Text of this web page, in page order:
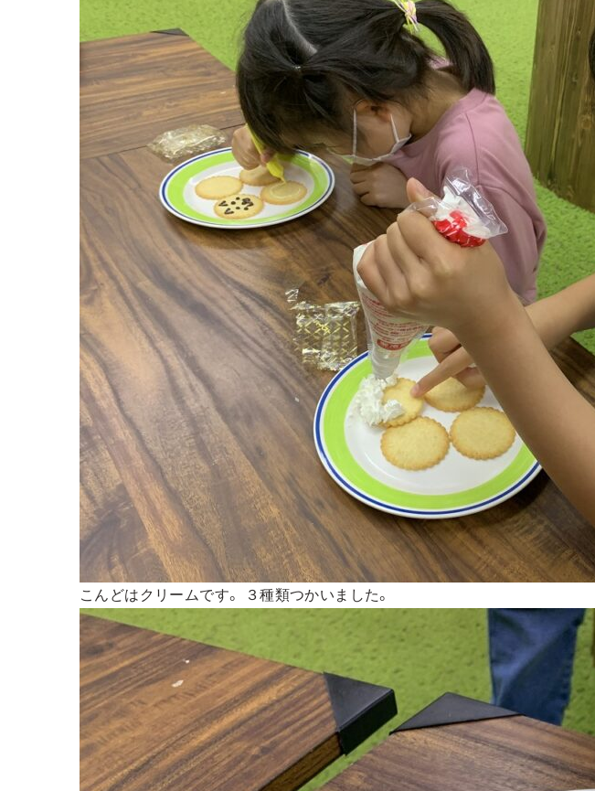
こんどはクリームです。 ３種類つかいました。